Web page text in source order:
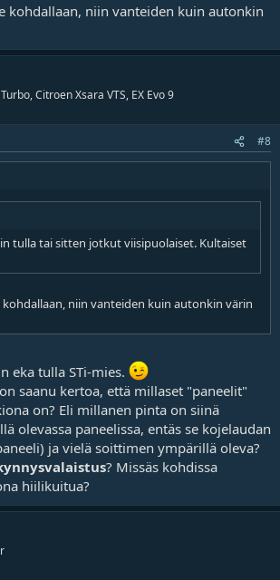
kohdallaan, niin vanteiden kuin autonkin
Citroen Xsara VTS, EX Evo 9
#8
tulla tai sitten jotkut viisipuolaiset. Kultaiset
kohdallaan, niin vanteiden kuin autonkin värin
eka tulla STi-mies.
saanu kertoa, että millaset "paneelit"
on? Eli millanen pinta on siinä
olevassa paneelissa, entäs se kojelaudan
ja vielä soittimen ympärillä oleva?
? Missäs kohdissa
hiilikuitua?